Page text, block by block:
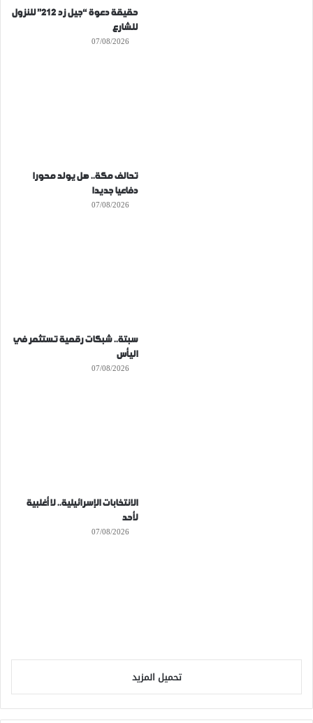
حقيقة دعوة “جيل زد 212” للنزول
للشارع
07/08/2026
تحالف مكة.. هل يولد محورا
دفاعيا جديدا
07/08/2026
سبتة.. شبكات رقمية تستثمر في
اليأس
07/08/2026
الانتخابات الإسرائيلية.. لا أغلبية
لأحد
07/08/2026
تحميل المزيد